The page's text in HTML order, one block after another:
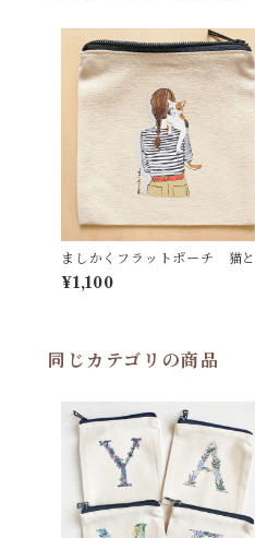
ましかくフラットポーチ 猫
たし ミケ猫
¥1,100
同じカテゴリの商品